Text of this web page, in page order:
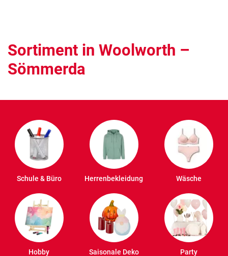
Sortiment in Woolworth –
Sömmerda
Schule & Büro Herrenbekleidung Wäsche
Hobby Saisonale Deko Party